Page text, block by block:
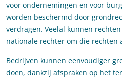
voor ondernemingen en voor
worden beschermd door
verdragen. Veelal kunnen
nationale rechter om die rechten
Bedrijven kunnen eenvoudiger
doen, dankzij afspraken op het